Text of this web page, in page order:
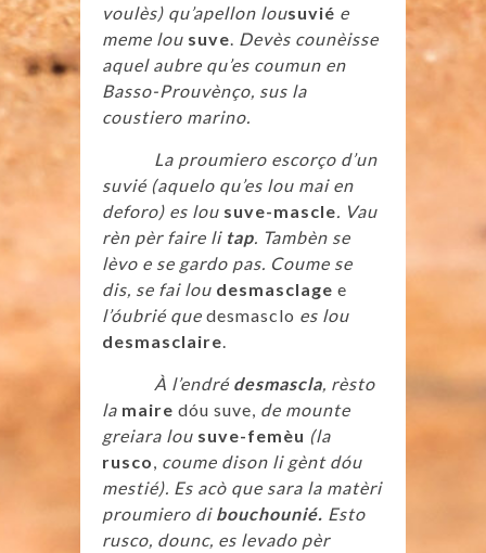
voulès) qu’apellon lousuvié e
meme lou suve Devès counèisse
aquel aubre qu’es coumun en
Basso-Prouvènço, sus la
coustiero marino.
La proumiero escorço d’un
suvié (aquelo qu’es lou mai en
deforo) es lou suve-mascle . Vau
rèn pèr faire li tap . Tambèn se
lèvo e se gardo pas. Coume se
dis, se fai lou desmasclage e
l’óubrié que desmasclo es lou
desmasclaire
À l’endré desmascla , rèsto
la maire dóu suve, de mounte
greiara lou suve-femèu (la
rusco coume dison li gènt dóu
mestié). Es acò que sara la matèri
proumiero di bouchounié. Esto
rusco, dounc, es levado pèr